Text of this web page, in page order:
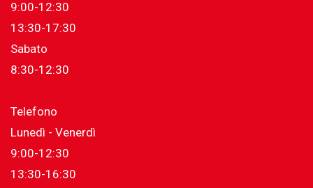
9:00-12:30
13:30-17:30
Sabato
8:30-12:30
Telefono
Lunedì - Venerdì
9:00-12:30
13:30-16:30